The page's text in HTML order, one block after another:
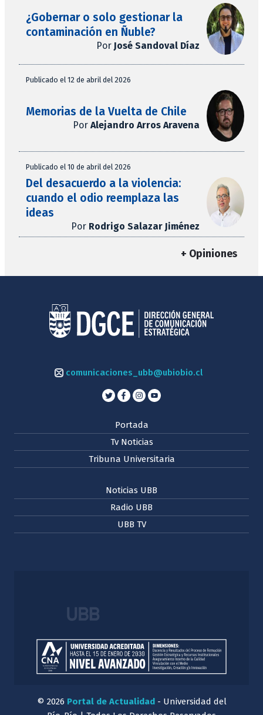
¿Gobernar o solo gestionar la
contaminación en Ñuble?
Por José Sandoval Díaz
Publicado el 12 de abril del 2026
Memorias de la Vuelta de Chile
Por Alejandro Arros Aravena
Publicado el 10 de abril del 2026
Del desacuerdo a la violencia:
cuando el odio reemplaza las
ideas
Por Rodrigo Salazar Jiménez
+ Opiniones
comunicaciones_ubb@ubiobio.cl
Portada
Tv Noticias
Tribuna Universitaria
Noticias UBB
Radio UBB
UBB TV
© 2026 Portal de Actualidad- Universidad del